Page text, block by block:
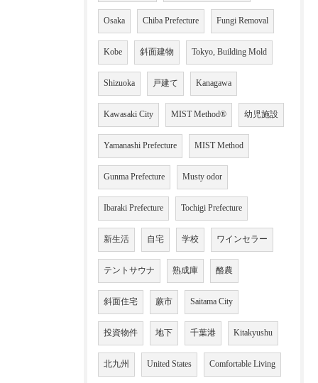
Osaka Chiba Prefecture Fungi Removal
Kobe 斜面建物 Tokyo, Building Mold
Shizuoka 戸建て Kanagawa
Kawasaki City MIST Method® 幼児施設
Yamanashi Prefecture MIST Method
Gunma Prefecture Musty odor
Ibaraki Prefecture Tochigi Prefecture
新生活 自宅 学校 ワインセラー
テントサウナ 熟成庫 酪農
斜面住宅 蕨市 Saitama City
投資物件 地下 千葉港 Kitakyushu
北九州 United States Comfortable Living